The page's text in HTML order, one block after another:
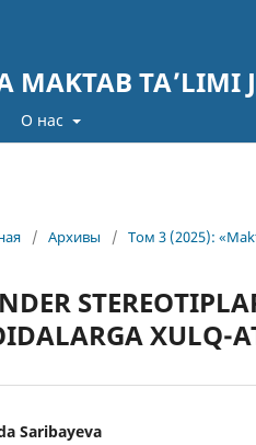
MAKTAB TA’LIMI
О нас
/ Архивы / Том 3 (2025):
ХULQ-
Saribayeva